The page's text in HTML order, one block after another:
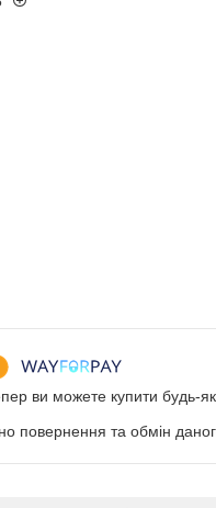
ви можете купити будь-
повернення та обмін